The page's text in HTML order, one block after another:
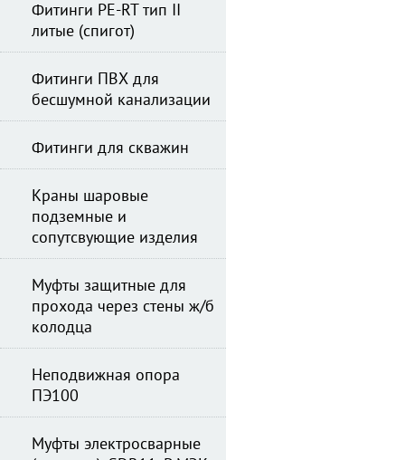
Фитинги PE-RT тип II
литые (спигот)
Фитинги ПВХ для
бесшумной канализации
Фитинги для скважин
Краны шаровые
подземные и
сопутсвующие изделия
Муфты защитные для
прохода через стены ж/б
колодца
Неподвижная опора
ПЭ100
Муфты электросварные